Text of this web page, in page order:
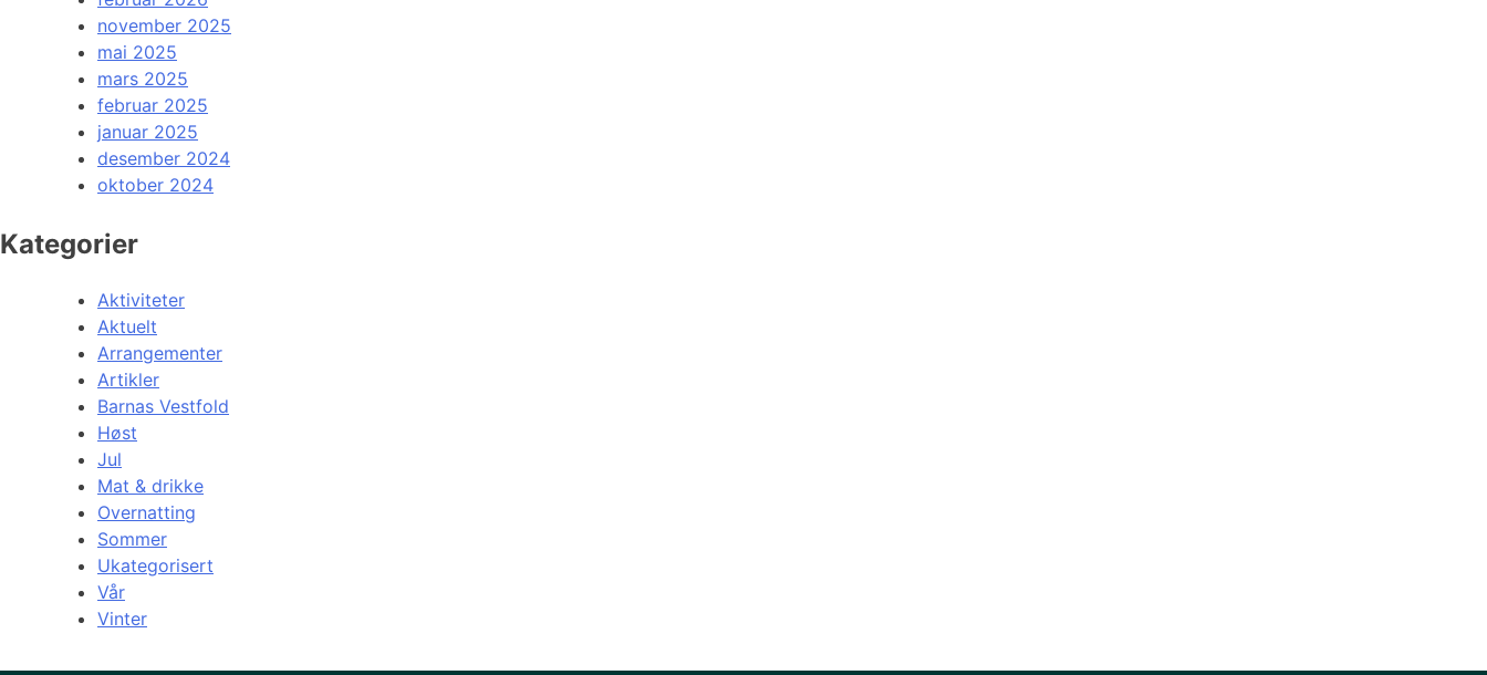
november 2025
mai 2025
mars 2025
februar 2025
januar 2025
desember 2024
oktober 2024
Kategorier
Aktiviteter
Aktuelt
Arrangementer
Artikler
Barnas Vestfold
Høst
Jul
Mat & drikke
Overnatting
Sommer
Ukategorisert
Vår
Vinter